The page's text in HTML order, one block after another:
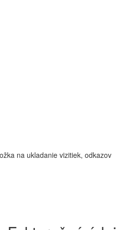
na ukladanie vizitiek, odkazov